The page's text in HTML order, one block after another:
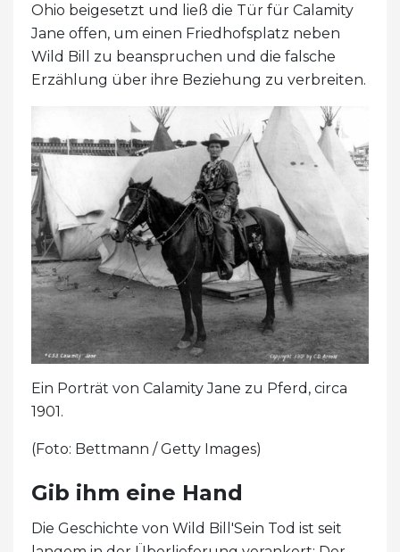
Ohio beigesetzt und ließ die Tür für Calamity
Jane offen, um einen Friedhofsplatz neben
Wild Bill zu beanspruchen und die falsche
Erzählung über ihre Beziehung zu verbreiten.
Ein Porträt von Calamity Jane zu Pferd, circa
1901.
(Foto: Bettmann / Getty Images)
Gib ihm eine Hand
Die Geschichte von Wild Bill'Sein Tod ist seit